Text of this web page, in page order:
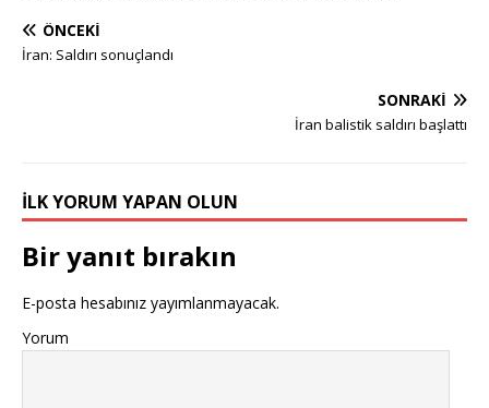
ÖNCEKI
İran: Saldırı sonuçlandı
SONRAKI
İran balistik saldırı başlattı
İLK YORUM YAPAN OLUN
Bir yanıt bırakın
E-posta hesabınız yayımlanmayacak.
Yorum